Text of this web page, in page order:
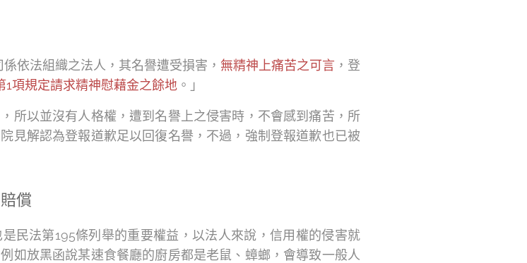
依法組織之法人，其名譽遭受損害， 無精神上痛苦之可言 ，登
1項規定請求精神慰藉金之餘地 。」
所以並沒有人格權，遭到名譽上之侵害時，不會感到痛苦，所
見解認為登報道歉足以回復名譽，不過，強制登報道歉也已被
償
民法第195條列舉的重要權益，以法人來說，信用權的侵害就
如放黑函說某速食餐廳的廚房都是老鼠、蟑螂，會導致一般人